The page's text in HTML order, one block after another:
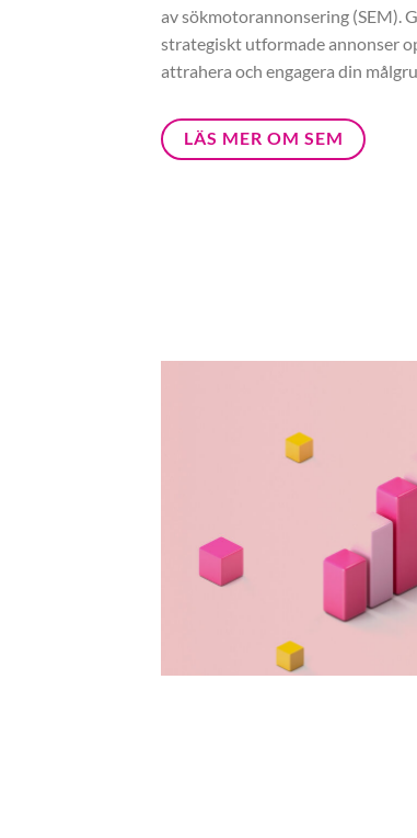
av sökmotorannonsering (SEM).
strategiskt utformade annonser
attrahera och engagera din
LÄS MER OM SEM